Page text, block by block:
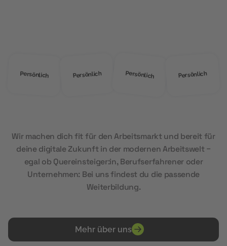
Persönlich Persönlich Persönlich Persönlich
Wir machen dich fit für den Arbeitsmarkt und bereit für
deine digitale Zukunft in der modernen Arbeitswelt –
egal ob Quereinsteiger:in, Berufserfahrener oder
Unternehmen: Bei uns findest du die passende
Weiterbildung.
Mehr über uns